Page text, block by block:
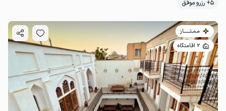
5+ رزرو موفق
مـمـتــــــاز
2 اقامتگاه